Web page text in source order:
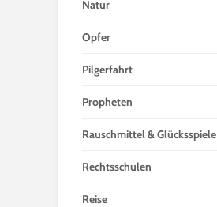
Natur
Opfer
Pilgerfahrt
Propheten
Rauschmittel & Glücksspiele
Rechtsschulen
Reise